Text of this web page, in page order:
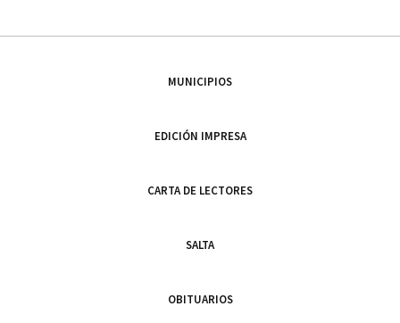
MUNICIPIOS
EDICIÓN IMPRESA
CARTA DE LECTORES
SALTA
OBITUARIOS